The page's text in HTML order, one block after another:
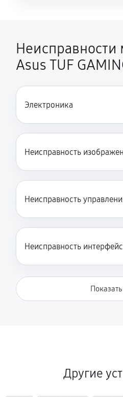
Неисправности
Asus TUF
Электроника
Неисправность
Неисправность
Неисправность
Другие